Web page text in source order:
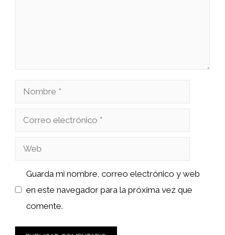
Nombre
Correo
Web
Guarda mi nombre, correo electrónico y web
en este navegador para la próxima vez que
comente.